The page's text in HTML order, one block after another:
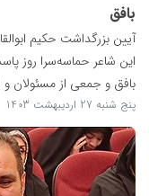
بافق
آیین بزرگداشت حکیم
این شاعر حماسه‌سرا روز
بافق و جمعی از مسئولان
پنج شنبه 27 اردیبهشت 1403